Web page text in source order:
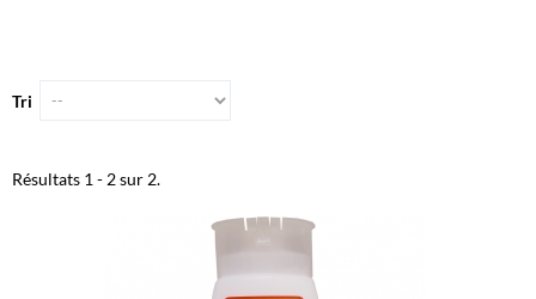
Tri
Résultats 1 - 2 sur 2.